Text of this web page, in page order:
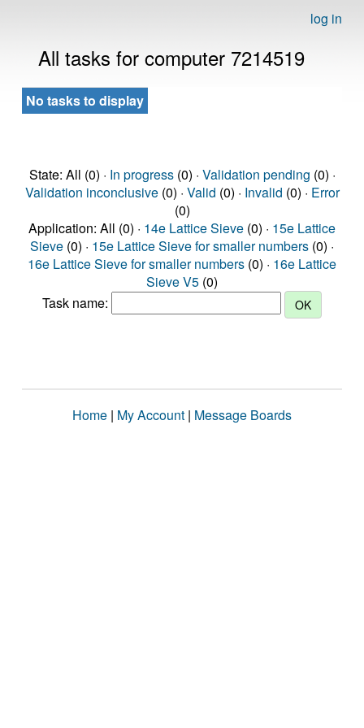
log in
All tasks for computer 7214519
No tasks to display
State: All (0) · In progress(0) · Validation pending (0) ·
Validation inconclusive(0) · Valid (0) · Invalid (0) · Error
(0)
Application: All (0) · 14e Lattice Sieve (0) · 15e Lattice
Sieve (0) · 15e Lattice Sieve for smaller numbers (0) ·
16e Lattice Sieve for smaller numbers (0) · 16e Lattice
Sieve V5 (0)
Task name:
Home | My Account | Message Boards